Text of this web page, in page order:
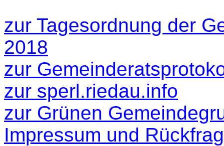
zur Tagesordnung der
2018
zur
zur sperl.riedau.info
zur Grünen
Impressum und